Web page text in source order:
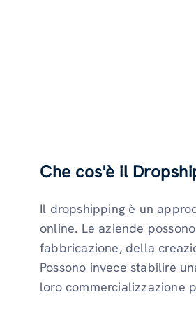
Che cos'è il
Il dropshipping è un
online. Le aziende
fabbricazione, della
Possono invece stabilire
loro commercializzazione